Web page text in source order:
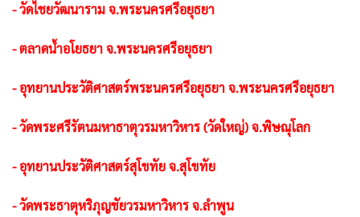
- วัดไชยวัฒนาราม จ.พระนครศรีอยุธยา
- ตลาดน้ำอโยธยา จ.พระนครศรีอยุธยา
- อุทยานประวัติศาสตร์พระนครศรีอยุธยา จ.พระนครศรีอยุธยา
- วัดพระศรีรัตนมหาธาตุวรมหาวิหาร (วัดใหญ่) จ.พิษณุโลก
- อุทยานประวัติศาสตร์สุโขทัย จ.สุโขทัย
- วัดพระธาตุหริภุญชัยวรมหาวิหาร จ.ลำพูน